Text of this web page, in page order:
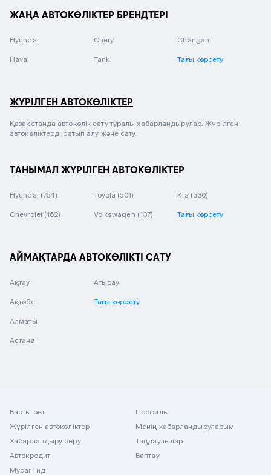
ЖАҢА АВТОКӨЛІКТЕР БРЕНДТЕРІ
Hyundai Chery Changan
Haval Tank Тағы көрсету
ЖҮРІЛГЕН АВТОКӨЛІКТЕР
Қазақстанда автокөлік сату туралы хабарландырулар. Жүрілген
автокөліктерді сатып алу және сату.
ТАНЫМАЛ ЖҮРІЛГЕН АВТОКӨЛІКТЕР
Hyundai (754) Toyota (501) Kia (330)
Chevrolet (162) Volkswagen (137) Тағы көрсету
АЙМАҚТАРДА АВТОКӨЛІКТІ САТУ
Ақтау
Ақтөбе
Алматы
Астана
Атырау
Тағы көрсету
Басты бет
Жүрілген автокөліктер
Хабарландыру беру
Автокредит
Mycar Гид
Профиль
Менің хабарландыруларым
Таңдаулылар
Баптау